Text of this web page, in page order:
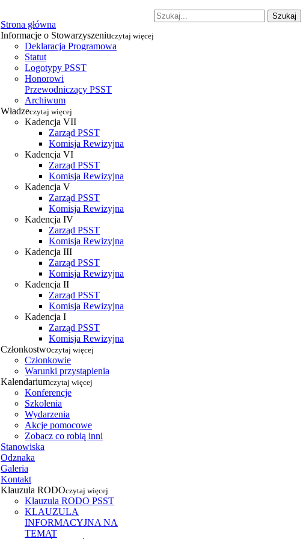
Szukaj
Strona główna
Informacje o Stowarzyszeniuczytaj więcej
Deklaracja Programowa
Statut
Logotypy PSST
Honorowi
Przewodniczący PSST
Archiwum
Władzeczytaj więcej
Kadencja VII
Zarząd PSST
Komisja Rewizyjna
Kadencja VI
Zarząd PSST
Komisja Rewizyjna
Kadencja V
Zarząd PSST
Komisja Rewizyjna
Kadencja IV
Zarząd PSST
Komisja Rewizyjna
Kadencja III
Zarząd PSST
Komisja Rewizyjna
Kadencja II
Zarząd PSST
Komisja Rewizyjna
Kadencja I
Zarząd PSST
Komisja Rewizyjna
Członkostwoczytaj więcej
Członkowie
Warunki przystąpienia
Kalendariumczytaj więcej
Konferencje
Szkolenia
Wydarzenia
Akcje pomocowe
Zobacz co robią inni
Stanowiska
Odznaka
Galeria
Kontakt
Klauzula RODOczytaj więcej
Klauzula RODO PSST
KLAUZULA
INFORMACYJNA NA
TEMAT